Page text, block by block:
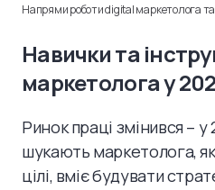
Напрями роботи digital маркетолога та
Навички та
маркетолога у
Ринок праці змінився –
шукають маркетолога,
цілі, вміє будувати